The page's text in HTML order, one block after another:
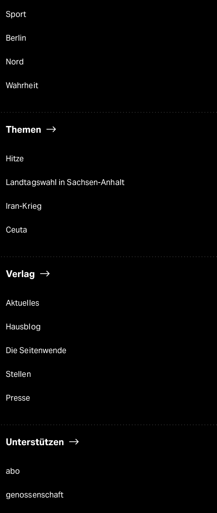
Sport
Berlin
Nord
Wahrheit
Themen
Hitze
Landtagswahl in Sachsen-Anhalt
Iran-Krieg
Ceuta
Verlag
Aktuelles
Hausblog
Die Seitenwende
Stellen
Presse
Unterstützen
abo
genossenschaft